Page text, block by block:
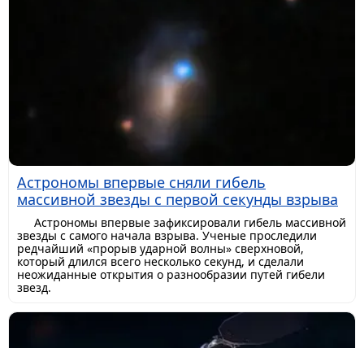
Астрономы впервые сняли гибель
массивной звезды с первой секунды взрыва
Астрономы впервые зафиксировали гибель массивной
звезды с самого начала взрыва. Ученые проследили
редчайший «прорыв ударной волны» сверхновой,
который длился всего несколько секунд, и сделали
неожиданные открытия о разнообразии путей гибели
звезд.